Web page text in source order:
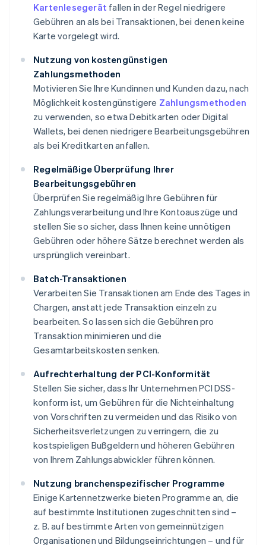
Kartenlesegerät fallen in der Regel niedrigere
Gebühren an als bei Transaktionen, bei denen keine
Karte vorgelegt wird.
Nutzung von kostengünstigen
Zahlungsmethoden
Motivieren Sie Ihre Kundinnen und Kunden dazu, nach
Möglichkeit kostengünstigere Zahlungsmethoden
zu verwenden, so etwa Debitkarten oder Digital
Wallets, bei denen niedrigere Bearbeitungsgebühren
als bei Kreditkarten anfallen.
Regelmäßige Überprüfung Ihrer
Bearbeitungsgebühren
Überprüfen Sie regelmäßig Ihre Gebühren für
Zahlungsverarbeitung und Ihre Kontoauszüge und
stellen Sie so sicher, dass Ihnen keine unnötigen
Gebühren oder höhere Sätze berechnet werden als
ursprünglich vereinbart.
Batch-Transaktionen
Verarbeiten Sie Transaktionen am Ende des Tages in
Chargen, anstatt jede Transaktion einzeln zu
bearbeiten. So lassen sich die Gebühren pro
Transaktion minimieren und die
Gesamtarbeitskosten senken.
Aufrechterhaltung der PCI-Konformität
Stellen Sie sicher, dass Ihr Unternehmen PCI DSS-
konform ist, um Gebühren für die Nichteinhaltung
von Vorschriften zu vermeiden und das Risiko von
Sicherheitsverletzungen zu verringern, die zu
kostspieligen Bußgeldern und höheren Gebühren
von Ihrem Zahlungsabwickler führen können.
Nutzung branchenspezifischer Programme
Einige Kartennetzwerke bieten Programme an, die
auf bestimmte Institutionen zugeschnitten sind –
z. B. auf bestimmte Arten von gemeinnützigen
Organisationen und Bildungseinrichtungen – und für